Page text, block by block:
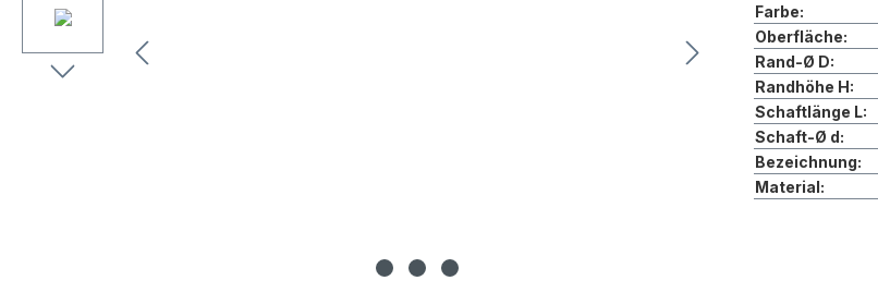
Farbe:
Oberfläche:
Rand-Ø D:
Randhöhe H:
Schaftlänge L:
Schaft-Ø d:
Bezeichnung:
Material: